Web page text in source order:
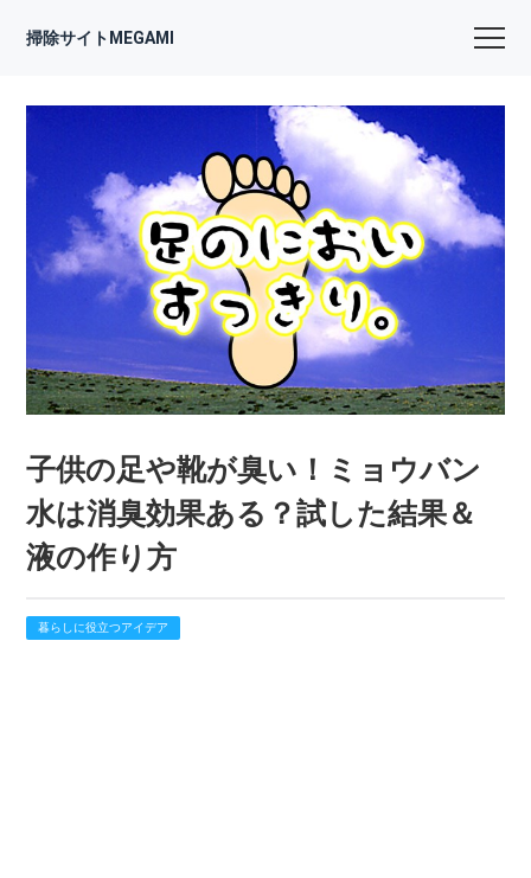
掃除サイトMEGAMI
子供の足や靴が臭い！ミョウバン
水は消臭効果ある？試した結果＆
液の作り方
暮らしに役立つアイデア